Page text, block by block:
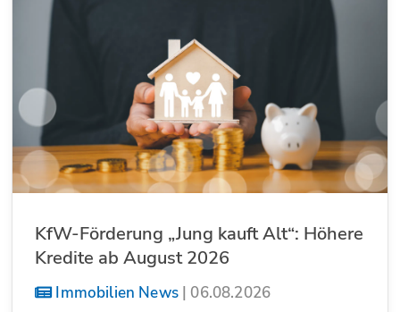
KfW-Förderung „Jung kauft Alt“: Höhere
Kredite ab August 2026
Immobilien News| 06.08.2026